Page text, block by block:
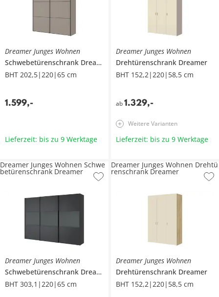
Dreamer Junges Wohnen
Schwebetürenschrank Dreamer
BHT 202,5|220|65 cm
1.599,-
Lieferzeit: bis zu 9 Werktage
Dreamer Junges Wohnen
Drehtürenschrank Dreamer
BHT 152,2|220|58,5 cm
ab 1.329,-
Weitere Varianten
Lieferzeit: bis zu 9 Werktage
Dreamer Junges Wohnen
Schwebetürenschrank Dreamer
BHT 303,1|220|65 cm
Dreamer Junges Wohnen Schwe
betürenschrank Dreamer
Dreamer Junges Wohnen
Drehtürenschrank Dreamer
BHT 152,2|220|58,5 cm
Dreamer Junges Wohnen Drehtü
renschrank Dreamer